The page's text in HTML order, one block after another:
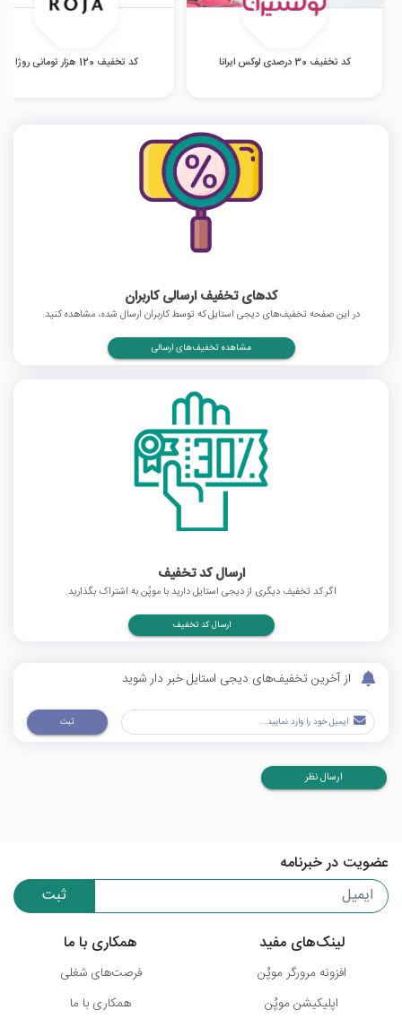
کد تخفیف 30 درصدی لوکس ایرانا کد تخفیف 120 هزار تومانی روژا
کدهای تخفیف ارسالی کاربران
در این صفحه تخفیف‌های دیجی استایل که توسط کاربران ارسال شده، مشاهده کنید.
مشاهده تخفیف‌های ارسالی
ارسال کد تخفیف
اگر کد تخفیف دیگری از دیجی استایل دارید با موپُن به اشتراک بگذارید.
ارسال کد تخفیف
از آخرین تخفیف‌های دیجی استایل خبر دار شوید
ثبت
ارسال نظر
عضویت در خبرنامه
ثبت
لینک‌های مفید
افزونه مرورگر موپُن
اپلیکیشن موپُن
همکاری با ما
فرصت‌های شغلی
همکاری با ما